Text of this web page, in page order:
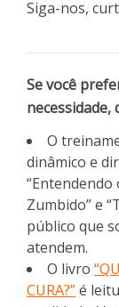
Siga-nos,
Se você
O
dinâmico e
“Entendendo
Zumbido” e
público que
atendem.
O livro
CURA?”é